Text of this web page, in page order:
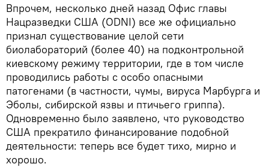
Впрочем, несколько дней назад Офис главы
Нацразведки США (ODNI) все же официально
признал существование целой сети
биолабораторий (более 40) на подконтрольной
киевскому режиму территории, где в том числе
проводились работы с особо опасными
патогенами (в частности, чумы, вируса Марбурга и
Эболы, сибирской язвы и птичьего гриппа).
Одновременно было заявлено, что руководство
США прекратило финансирование подобной
деятельности: теперь все будет тихо, мирно и
хорошо.